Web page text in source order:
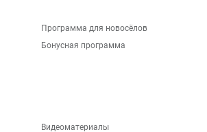
Программа для новосёлов
Бонусная программа
Видеоматериалы